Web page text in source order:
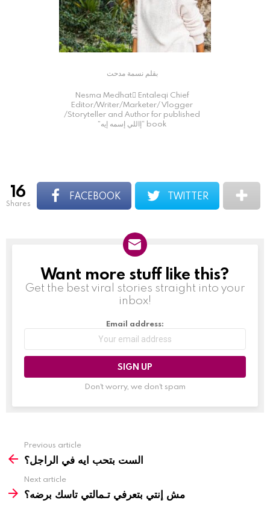
بقلم نسمة مدحت
Nesma Medhat ُEntaleqi Chief
Editor/Writer/Marketer/ Vlogger
/Storyteller and Author for published
book “إاللي إسمه إيه”
16
shares
FACEBOOK TWITTER
NEWSLETTER
Want more stuff like this?
Get the best viral stories straight into your
inbox!
Email address:
Don't worry, we don't spam
Previous article
الست بتحب ايه في الراجل؟
Next article
مش إنتي بتعرفي تـمالتي تاسك برضه؟